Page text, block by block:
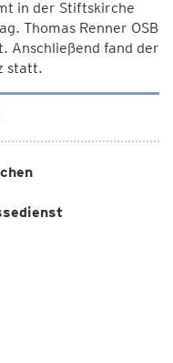
in der Stiftskirche
Thomas Renner OSB
Anschließend fand der
statt.